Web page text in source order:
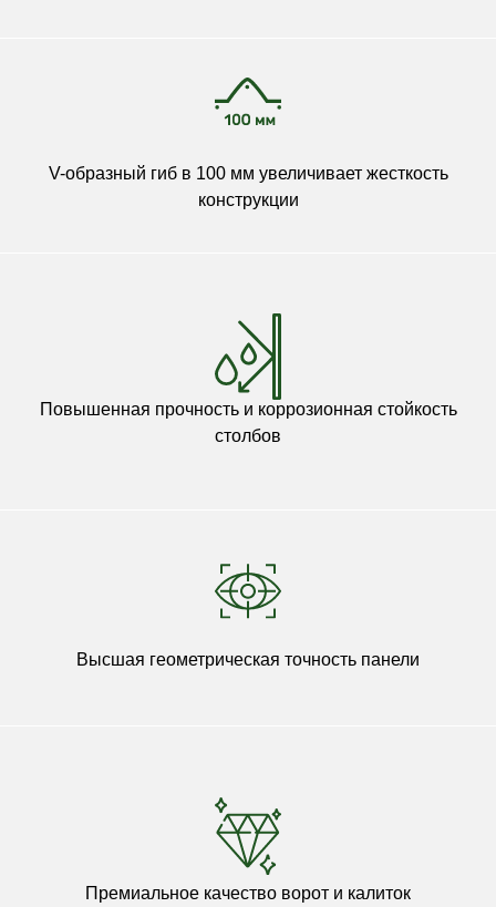
V-образный гиб в 100 мм увеличивает жесткость
конструкции
Повышенная прочность и коррозионная стойкость
столбов
Высшая геометрическая точность панели
Премиальное качество ворот и калиток